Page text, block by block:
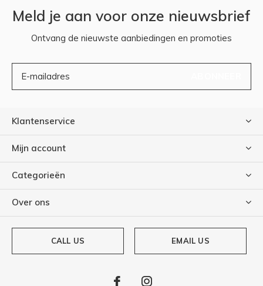
Meld je aan voor onze nieuwsbrief
Ontvang de nieuwste aanbiedingen en promoties
Klantenservice
Mijn account
Categorieën
Over ons
CALL US EMAIL US